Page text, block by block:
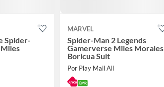
Spider-
MARVEL
Spider-Man 2 Legends
Gamerverse Miles Morales
Boricua Suit
Por Play Mall All